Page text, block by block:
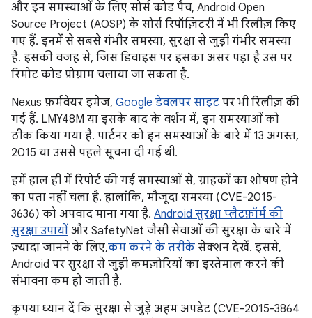
और इन समस्याओं के लिए सोर्स कोड पैच, Android Open
Source Project (AOSP) के सोर्स रिपॉज़िटरी में भी रिलीज़ किए
गए हैं. इनमें से सबसे गंभीर समस्या, सुरक्षा से जुड़ी गंभीर समस्या
है. इसकी वजह से, जिस डिवाइस पर इसका असर पड़ा है उस पर
रिमोट कोड प्रोग्राम चलाया जा सकता है.
Nexus फ़र्मवेयर इमेज, Google डेवलपर साइट पर भी रिलीज़ की
गई हैं. LMY48M या इसके बाद के वर्शन में, इन समस्याओं को
ठीक किया गया है. पार्टनर को इन समस्याओं के बारे में 13 अगस्त,
2015 या उससे पहले सूचना दी गई थी.
हमें हाल ही में रिपोर्ट की गई समस्याओं से, ग्राहकों का शोषण होने
का पता नहीं चला है. हालांकि, मौजूदा समस्या (CVE-2015-
3636) को अपवाद माना गया है. Android सुरक्षा प्लैटफ़ॉर्म की
सुरक्षा उपायों और SafetyNet जैसी सेवाओं की सुरक्षा के बारे में
ज़्यादा जानने के लिए,कम करने के तरीके सेक्शन देखें. इससे,
Android पर सुरक्षा से जुड़ी कमज़ोरियों का इस्तेमाल करने की
संभावना कम हो जाती है.
कृपया ध्यान दें कि सुरक्षा से जुड़े अहम अपडेट (CVE-2015-3864